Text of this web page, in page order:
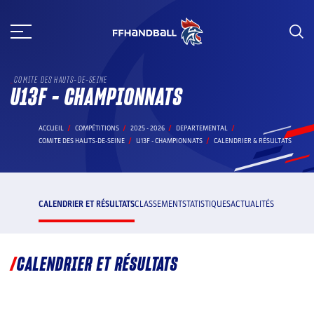
au
COMITE DES HAUTS-DE-SEINE
U13F - CHAMPIONNATS
ACCUEIL COMPÉTITIONS 2025 - 2026
DEPARTEMENTAL
COMITE DES HAUTS-DE-SEINE
U13F - CHAMPIONNATS CALENDRIER & RÉSULTATS
CALENDRIER ET RÉSULTATSCLASSEMENTSTATISTIQUESACTUALITÉS
CALENDRIER ET RÉSULTATS